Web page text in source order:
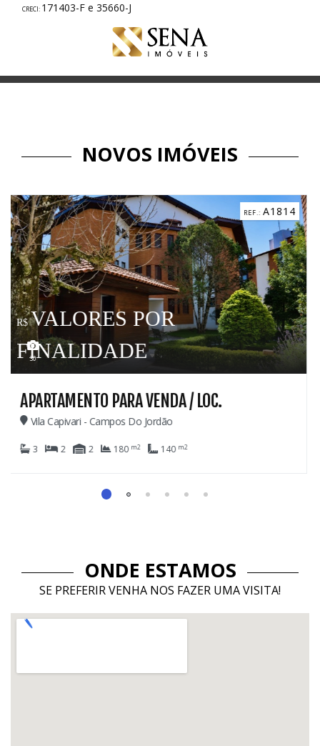
171403-F e 35660-J
NOVOS IMÓVEIS
A1814
/ LOC.
140 m2
CASA PARA VENDA
ONDE ESTAMOS
SE PREFERIR VENHA NOS FAZER UMA VISITA!